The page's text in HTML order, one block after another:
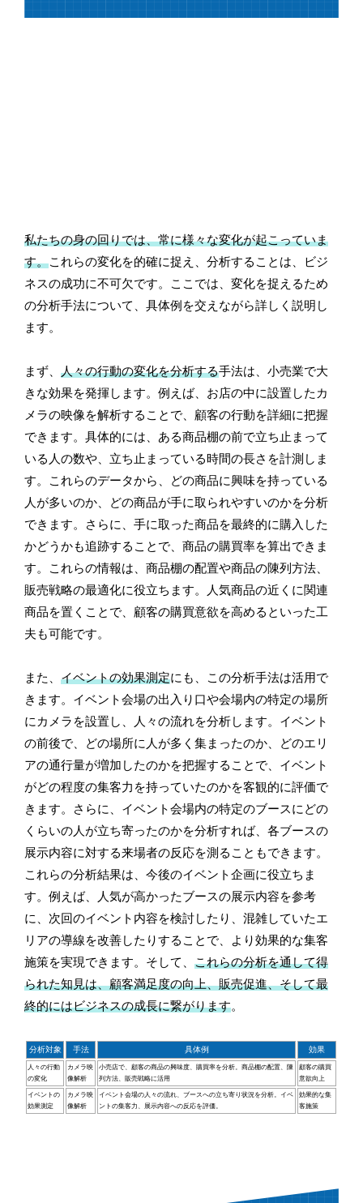
私たちの身の回りでは、常に様々な変化が起こっていま
す。これらの変化を的確に捉え、分析することは、ビジ
ネスの成功に不可欠です。ここでは、変化を捉えるため
の分析手法について、具体例を交えながら詳しく説明し
ます。
まず、人々の行動の変化を分析する手法は、小売業で大
きな効果を発揮します。例えば、お店の中に設置したカ
メラの映像を解析することで、顧客の行動を詳細に把握
できます。具体的には、ある商品棚の前で立ち止まって
いる人の数や、立ち止まっている時間の長さを計測しま
す。これらのデータから、どの商品に興味を持っている
人が多いのか、どの商品が手に取られやすいのかを分析
できます。さらに、手に取った商品を最終的に購入した
かどうかも追跡することで、商品の購買率を算出できま
す。これらの情報は、商品棚の配置や商品の陳列方法、
販売戦略の最適化に役立ちます。人気商品の近くに関連
商品を置くことで、顧客の購買意欲を高めるといった工
夫も可能です。
また、イベントの効果測定にも、この分析手法は活用で
きます。イベント会場の出入り口や会場内の特定の場所
にカメラを設置し、人々の流れを分析します。イベント
の前後で、どの場所に人が多く集まったのか、どのエリ
アの通行量が増加したのかを把握することで、イベント
がどの程度の集客力を持っていたのかを客観的に評価で
きます。さらに、イベント会場内の特定のブースにどの
くらいの人が立ち寄ったのかを分析すれば、各ブースの
展示内容に対する来場者の反応を測ることもできます。
これらの分析結果は、今後のイベント企画に役立ちま
す。例えば、人気が高かったブースの展示内容を参考
に、次回のイベント内容を検討したり、混雑していたエ
リアの導線を改善したりすることで、より効果的な集客
施策を実現できます。そして、これらの分析を通して得
られた知見は、顧客満足度の向上、販売促進、そして最
終的にはビジネスの成長に繋がります。
分析対象 手法 具体例 効果
人々の行動
の変化
カメラ映
像解析
小売店で、顧客の商品の興味度、購買率を分析。商品棚の配置、陳
列方法、販売戦略に活用
顧客の購買
意欲向上
イベントの
効果測定
カメラ映
像解析
イベント会場の人々の流れ、ブースへの立ち寄り状況を分析。イベ
ントの集客力、展示内容への反応を評価。
効果的な集
客施策